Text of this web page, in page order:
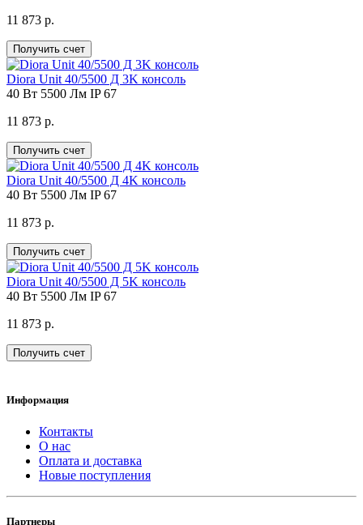
11 873 р.
Получить счет
Diora Unit 40/5500 Д 3K консоль
40 Вт 5500 Лм IP 67
11 873 р.
Получить счет
Diora Unit 40/5500 Д 4K консоль
40 Вт 5500 Лм IP 67
11 873 р.
Получить счет
Diora Unit 40/5500 Д 5K консоль
40 Вт 5500 Лм IP 67
11 873 р.
Получить счет
Информация
Контакты
О нас
Оплата и доставка
Новые поступления
Партнеры